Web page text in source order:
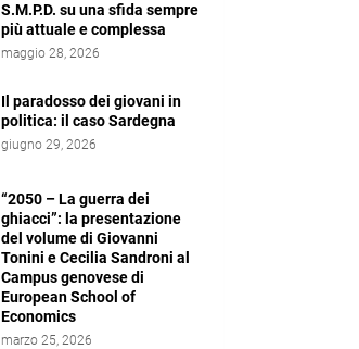
S.M.P.D. su una sfida sempre
più attuale e complessa
maggio 28, 2026
Il paradosso dei giovani in
politica: il caso Sardegna
giugno 29, 2026
“2050 – La guerra dei
ghiacci”: la presentazione
del volume di Giovanni
Tonini e Cecilia Sandroni al
Campus genovese di
European School of
Economics
marzo 25, 2026